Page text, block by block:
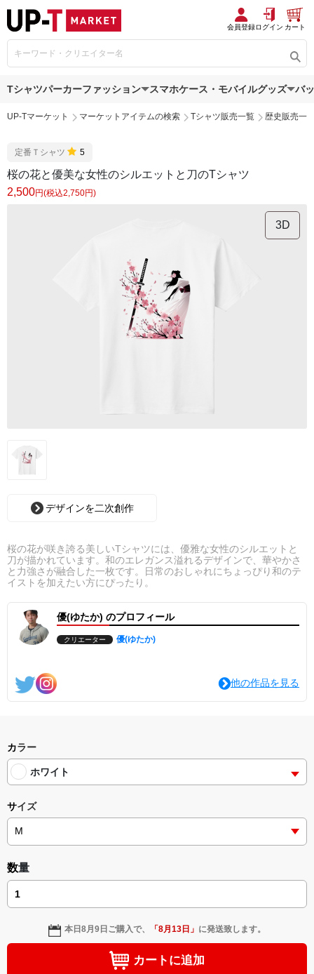
会員登録ログイン カート
Tシャツパーカーファッション スマホケース・モバイルグッズ バ
UP-Tマーケット マーケットアイテムの検索 Tシャツ販売一覧 歴史販売一
定番Ｔシャツ 5
桜の花と優美な女性のシルエットと刀のTシャツ
2,500円(税込2,750円)
3D
デザインを二次創作
桜の花が咲き誇る美しいTシャツには、優雅な女性のシルエットと
刀が描かれています。和のエレガンス溢れるデザインで、華やかさ
と力強さが融合した一枚です。日常のおしゃれにちょっぴり和のテ
イストを加えたい方にぴったり。
優(ゆたか) のプロフィール
クリエーター 優(ゆたか)
他の作品を見る
カラー
ホワイト
サイズ
数量
本日8月9日 ご購入で、 「8月13日 」 に発送致します。
カートに追加